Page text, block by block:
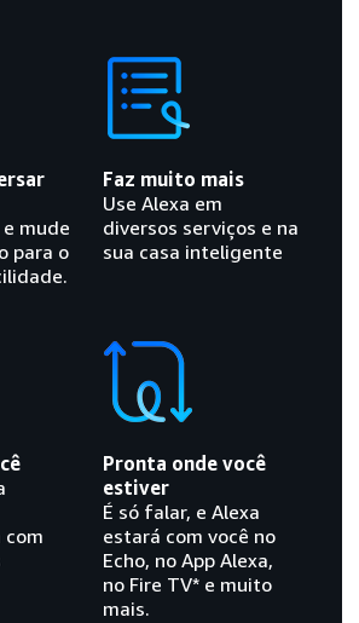
mude
para o
Faz muito mais
Use Alexa em
diversos serviços e na
sua casa inteligente
com
Pronta onde você
estiver
É só falar, e Alexa
estará com você no
Echo, no App Alexa,
no Fire TV* e muito
mais.